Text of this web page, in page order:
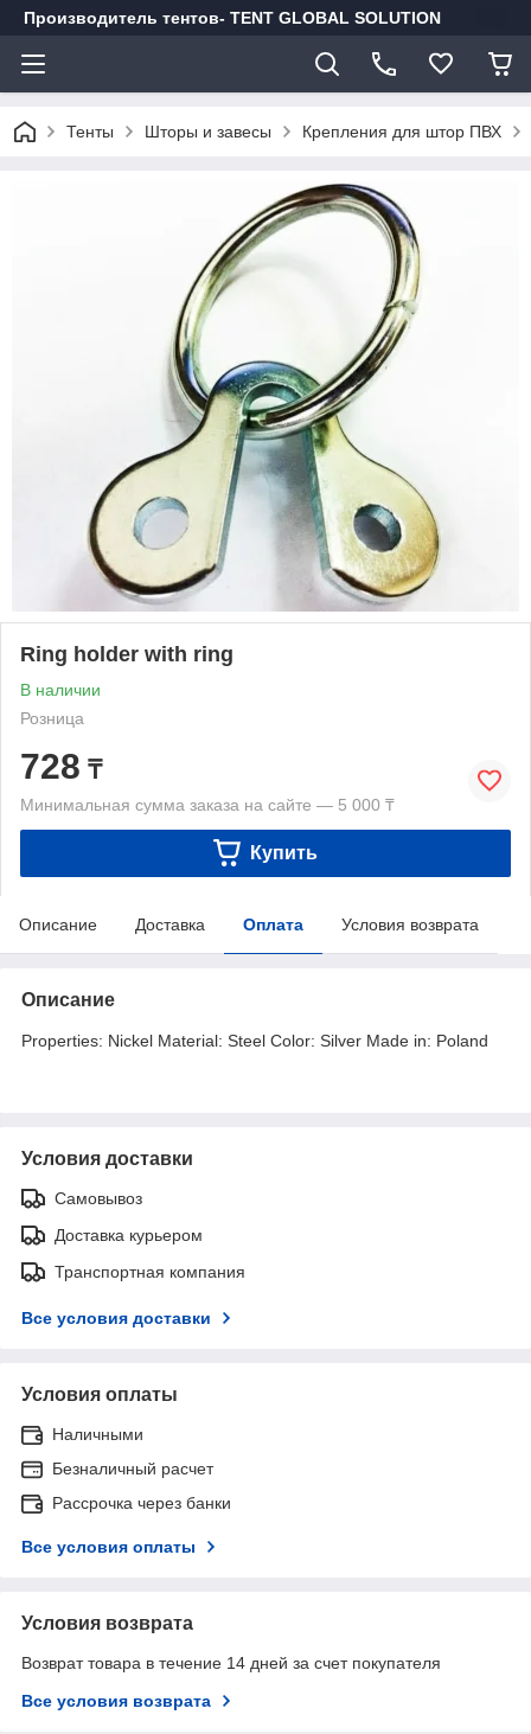
Производитель тентов- TENT GLOBAL SOLUTION
Тенты Шторы и завесы Крепления для штор ПВХ
Ring holder with ring
В наличии
Розница
728 ₸
Минимальная сумма заказа на сайте — 5 000 ₸
Купить
Описание Доставка Оплата Условия возврата
Описание
Properties: Nickel Material: Steel Color: Silver Made in: Poland
Условия доставки
Самовывоз
Доставка курьером
Транспортная компания
Все условия доставки
Условия оплаты
Наличными
Безналичный расчет
Рассрочка через банки
Все условия оплаты
Условия возврата
Возврат товара в течение 14 дней за счет покупателя
Все условия возврата